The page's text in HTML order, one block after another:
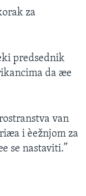
za
predsednik
da æe
van
i èežnjom za
se nastaviti.”